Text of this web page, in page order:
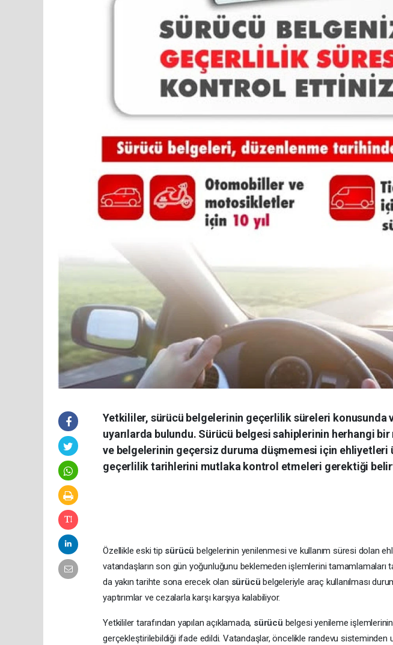
Yetkililer, sürücü belgelerinin geçerlilik süreleri konusunda
uyarılarda bulundu. Sürücü belgesi sahiplerinin herhangi
ve belgelerinin geçersiz duruma düşmemesi için ehliyetleri
geçerlilik tarihlerini mutlaka kontrol etmeleri gerektiği
Özellikle eski tip sürücübelgelerinin yenilenmesi ve kullanım süresi dolan
vatandaşların son gün yoğunluğunu beklemeden işlemlerini tamamlamaları
da yakın tarihte sona erecek olan sürücübelgeleriyle araç kullanılması
yaptırımlar ve cezalarla karşı karşıya kalabiliyor.
Yetkililer tarafından yapılan açıklamada, sürücü belgesi yenileme
gerçekleştirilebildiği ifade edildi. Vatandaşlar, öncelikle randevu sisteminden